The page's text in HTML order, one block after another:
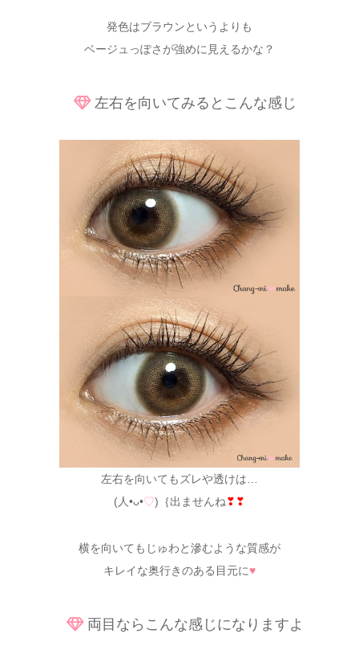
発色はブラウンというよりも
ベージュっぽさが強めに見えるかな？
左右を向いてみるとこんな感じ
左右を向いてもズレや透けは…
(人•ᴗ•♡)｛出ませんね❣❣
横を向いてもじゅわと滲むような質感が
キレイな奥行きのある目元に♥
両目ならこんな感じになりますよ